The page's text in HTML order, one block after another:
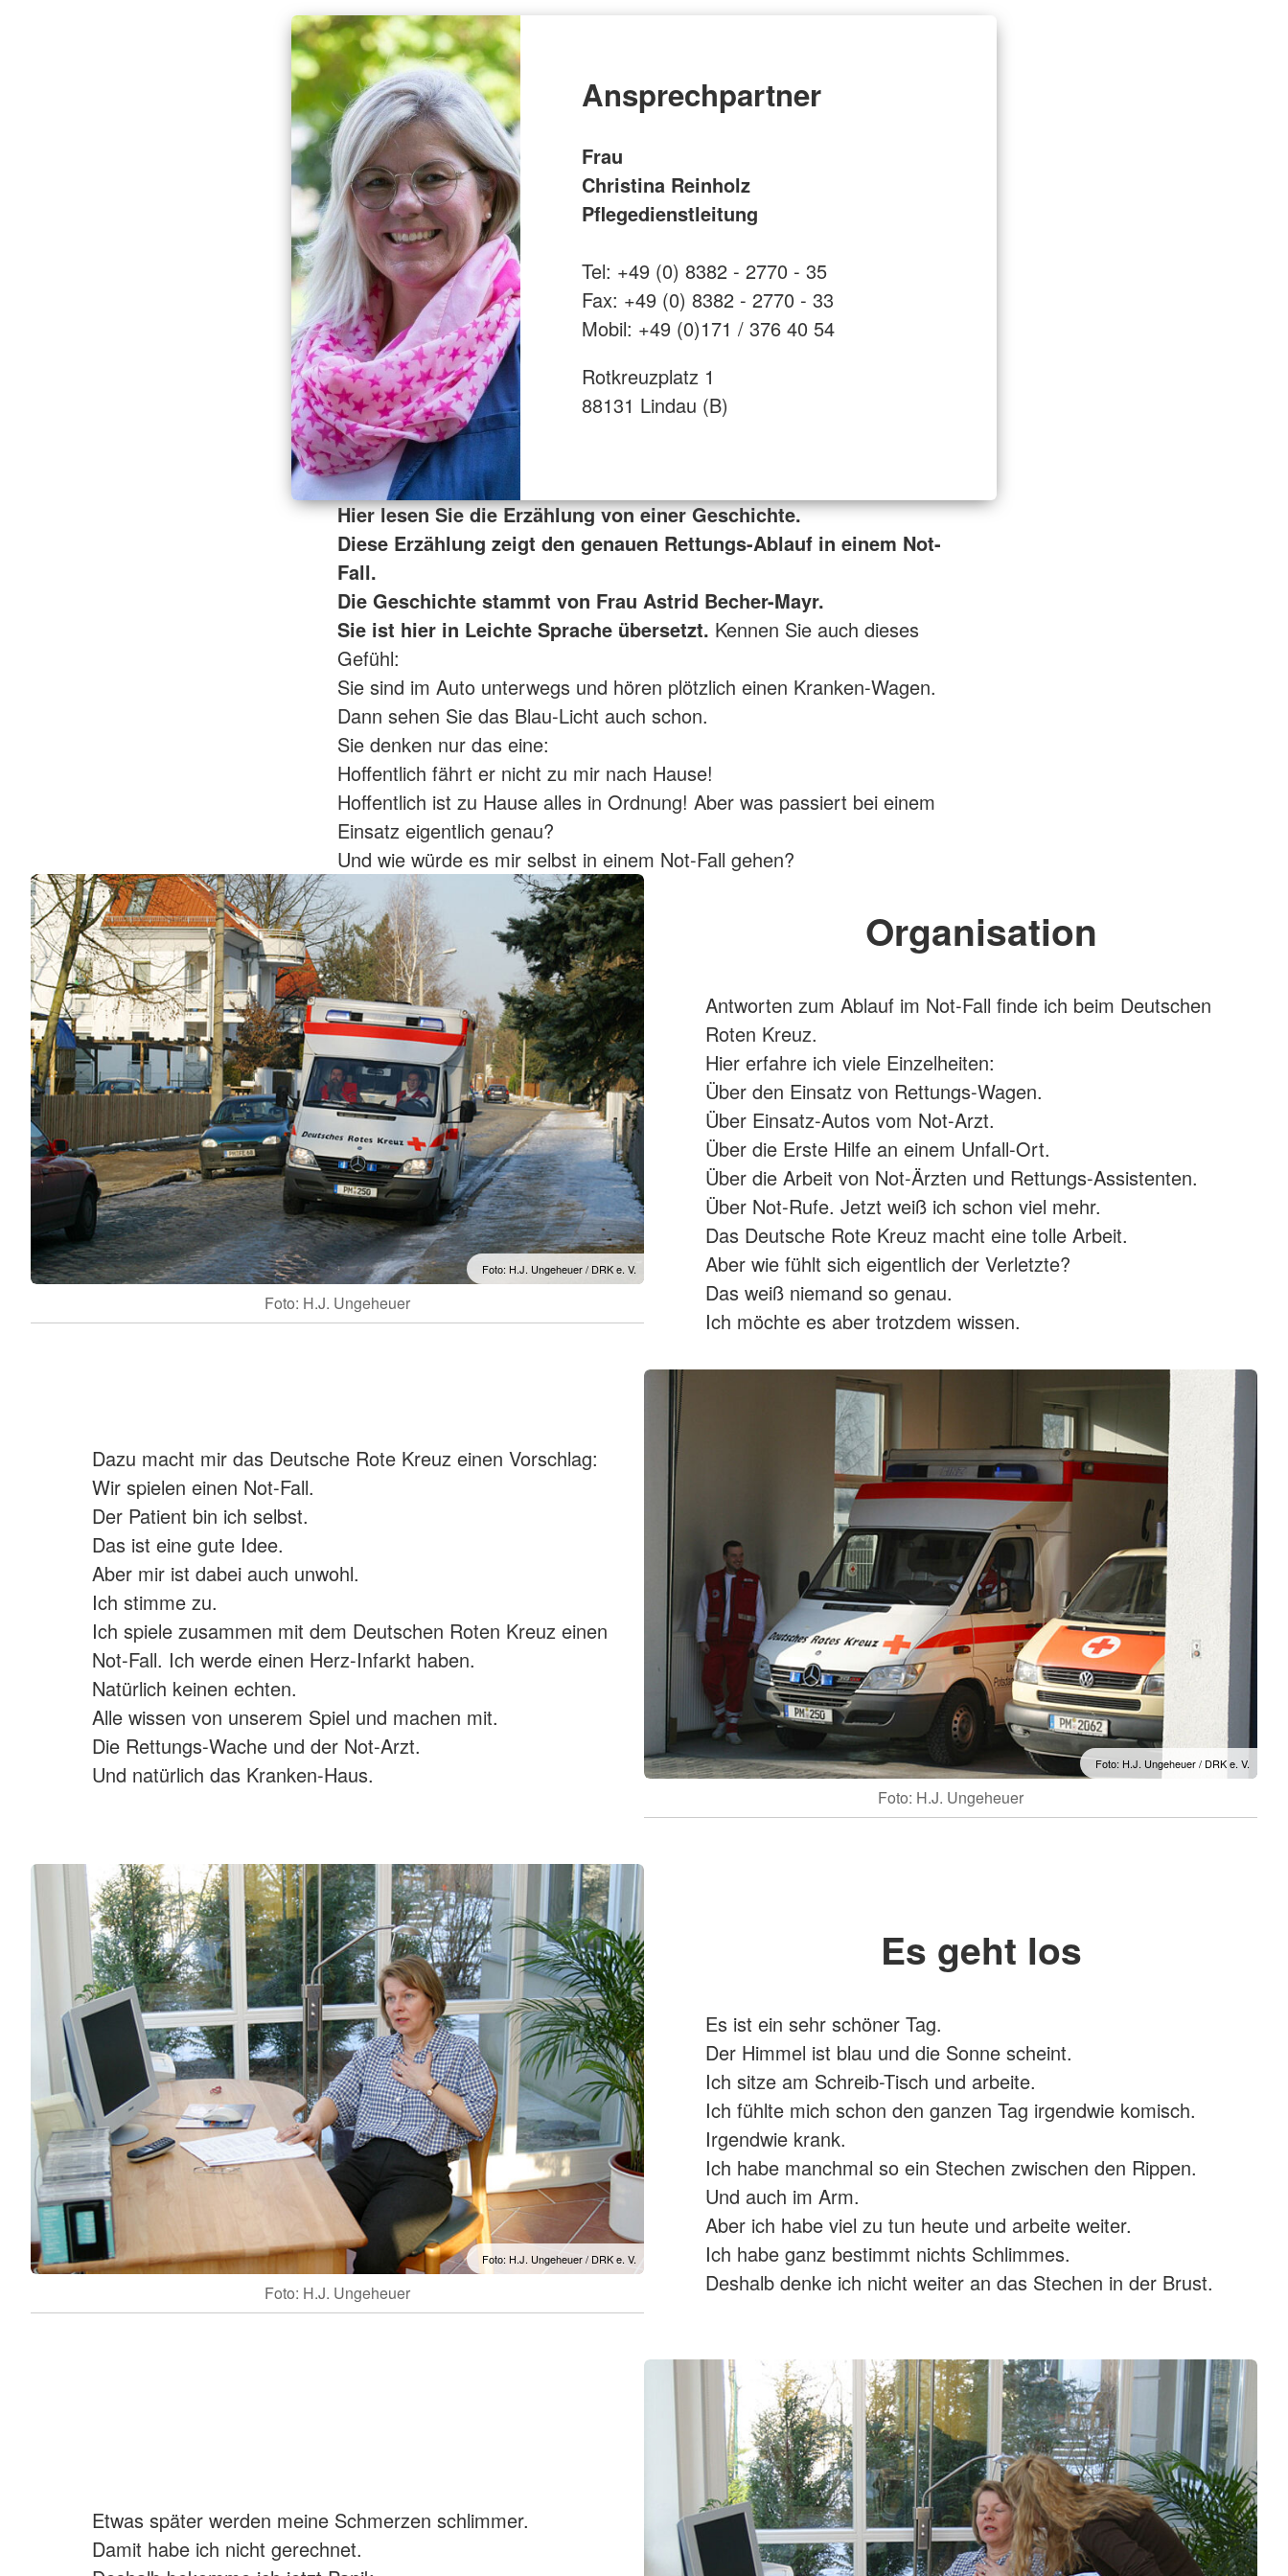
Ansprechpartner
Frau
Christina Reinholz
Pflegedienstleitung
Tel: +49 (0) 8382 - 2770 - 35
Fax: +49 (0) 8382 - 2770 - 33
Mobil: +49 (0)171 / 376 40 54
Rotkreuzplatz 1
88131 Lindau (B)
Hier lesen Sie die Erzählung von einer Geschichte.
Diese Erzählung zeigt den genauen Rettungs-Ablauf in einem Not-
Fall.
Die Geschichte stammt von Frau Astrid Becher-Mayr.
Sie ist hier in Leichte Sprache übersetzt. Kennen Sie auch dieses
Gefühl:
Sie sind im Auto unterwegs und hören plötzlich einen Kranken-Wagen.
Dann sehen Sie das Blau-Licht auch schon.
Sie denken nur das eine:
Hoffentlich fährt er nicht zu mir nach Hause!
Hoffentlich ist zu Hause alles in Ordnung! Aber was passiert bei einem
Einsatz eigentlich genau?
Und wie würde es mir selbst in einem Not-Fall gehen?
Foto: H.J. Ungeheuer / DRK e. V.
Foto: H.J. Ungeheuer
Organisation
Antworten zum Ablauf im Not-Fall finde ich beim Deutschen
Roten Kreuz.
Hier erfahre ich viele Einzelheiten:
Über den Einsatz von Rettungs-Wagen.
Über Einsatz-Autos vom Not-Arzt.
Über die Erste Hilfe an einem Unfall-Ort.
Über die Arbeit von Not-Ärzten und Rettungs-Assistenten.
Über Not-Rufe. Jetzt weiß ich schon viel mehr.
Das Deutsche Rote Kreuz macht eine tolle Arbeit.
Aber wie fühlt sich eigentlich der Verletzte?
Das weiß niemand so genau.
Ich möchte es aber trotzdem wissen.
Foto: H.J. Ungeheuer / DRK e. V.
Foto: H.J. Ungeheuer
Dazu macht mir das Deutsche Rote Kreuz einen Vorschlag:
Wir spielen einen Not-Fall.
Der Patient bin ich selbst.
Das ist eine gute Idee.
Aber mir ist dabei auch unwohl.
Ich stimme zu.
Ich spiele zusammen mit dem Deutschen Roten Kreuz einen
Not-Fall. Ich werde einen Herz-Infarkt haben.
Natürlich keinen echten.
Alle wissen von unserem Spiel und machen mit.
Die Rettungs-Wache und der Not-Arzt.
Und natürlich das Kranken-Haus.
Foto: H.J. Ungeheuer / DRK e. V.
Foto: H.J. Ungeheuer
Es geht los
Es ist ein sehr schöner Tag.
Der Himmel ist blau und die Sonne scheint.
Ich sitze am Schreib-Tisch und arbeite.
Ich fühlte mich schon den ganzen Tag irgendwie komisch.
Irgendwie krank.
Ich habe manchmal so ein Stechen zwischen den Rippen.
Und auch im Arm.
Aber ich habe viel zu tun heute und arbeite weiter.
Ich habe ganz bestimmt nichts Schlimmes.
Deshalb denke ich nicht weiter an das Stechen in der Brust.
Etwas später werden meine Schmerzen schlimmer.
Damit habe ich nicht gerechnet.